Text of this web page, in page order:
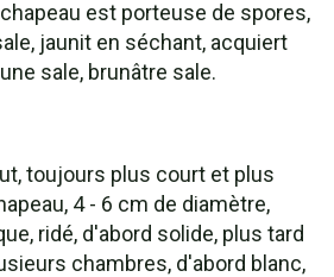
est porteuse de spores,
jaunit en séchant, acquiert
sale, brunâtre sale.
toujours plus court et plus
4 - 6 cm de diamètre,
ridé, d'abord solide, plus tard
chambres, d'abord blanc,